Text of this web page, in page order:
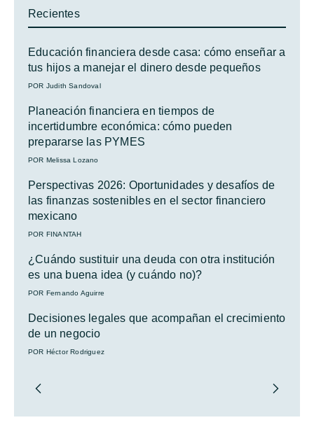
Recientes
Educación financiera desde casa: cómo enseñar a
tus hijos a manejar el dinero desde pequeños
POR Judith Sandoval
Planeación financiera en tiempos de
incertidumbre económica: cómo pueden
prepararse las PYMES
POR Melissa Lozano
Perspectivas 2026: Oportunidades y desafíos de
las finanzas sostenibles en el sector financiero
mexicano
POR FINANTAH
¿Cuándo sustituir una deuda con otra institución
es una buena idea (y cuándo no)?
POR Fernando Aguirre
Decisiones legales que acompañan el crecimiento
de un negocio
POR Héctor Rodriguez